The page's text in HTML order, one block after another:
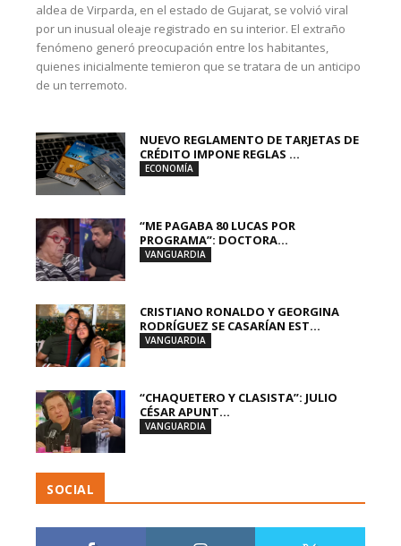
aldea de Virparda, en el estado de Gujarat, se volvió viral
por un inusual oleaje registrado en su interior. El extraño
fenómeno generó preocupación entre los habitantes,
quienes inicialmente temieron que se tratara de un anticipo
de un terremoto.
NUEVO REGLAMENTO DE TARJETAS DE
CRÉDITO IMPONE REGLAS ...
ECONOMÍA
“ME PAGABA 80 LUCAS POR
PROGRAMA”: DOCTORA...
VANGUARDIA
CRISTIANO RONALDO Y GEORGINA
RODRÍGUEZ SE CASARÍAN EST...
VANGUARDIA
“CHAQUETERO Y CLASISTA”: JULIO
CÉSAR APUNT...
VANGUARDIA
SOCIAL